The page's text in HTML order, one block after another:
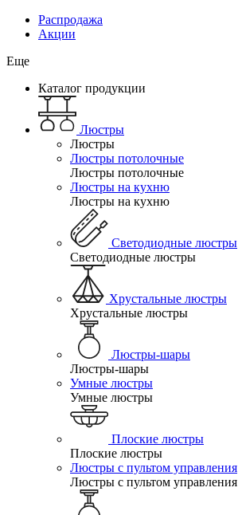
Распродажа
Акции
Еще
Каталог продукции
Люстры
Люстры
Люстры потолочные
Люстры потолочные
Люстры на кухню
Люстры на кухню
Светодиодные люстры
Светодиодные люстры
Хрустальные люстры
Хрустальные люстры
Люстры-шары
Люстры-шары
Умные люстры
Умные люстры
Плоские люстры
Плоские люстры
Люстры с пультом управления
Люстры с пультом управления